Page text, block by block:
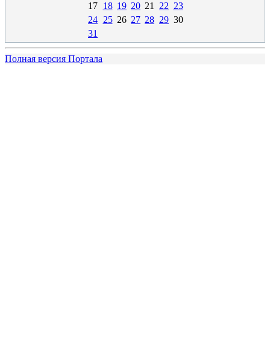
17 18 19 20 21 22 23
24 25 26 27 28 29 30
31
Полная версия Портала